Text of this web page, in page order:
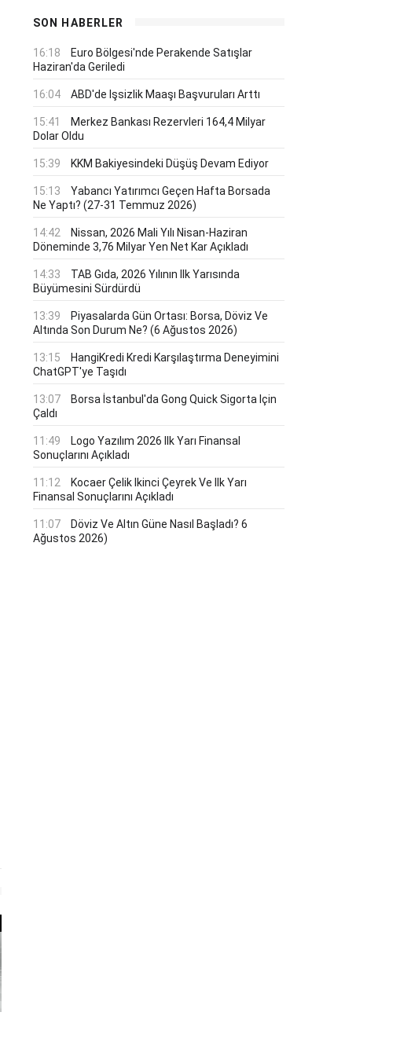
SON HABERLER
16:18
Euro Bölgesi'nde Perakende Satışlar
Haziran'da Geriledi
16:04 ABD'de Işsizlik Maaşı Başvuruları Arttı
15:41
Merkez Bankası Rezervleri 164,4 Milyar
Dolar Oldu
15:39 KKM Bakiyesindeki Düşüş Devam Ediyor
15:13
Yabancı Yatırımcı Geçen Hafta Borsada
Ne Yaptı? (27-31 Temmuz 2026)
14:42
Nissan, 2026 Mali Yılı Nisan-Haziran
Döneminde 3,76 Milyar Yen Net Kar Açıkladı
14:33
TAB Gıda, 2026 Yılının Ilk Yarısında
Büyümesini Sürdürdü
13:39
Piyasalarda Gün Ortası: Borsa, Döviz Ve
Altında Son Durum Ne? (6 Ağustos 2026)
13:15
HangiKredi Kredi Karşılaştırma Deneyimini
ChatGPT'ye Taşıdı
13:07
Borsa İstanbul'da Gong Quick Sigorta Için
Çaldı
11:49
Logo Yazılım 2026 Ilk Yarı Finansal
Sonuçlarını Açıkladı
11:12
Kocaer Çelik Ikinci Çeyrek Ve Ilk Yarı
Finansal Sonuçlarını Açıkladı
11:07
Döviz Ve Altın Güne Nasıl Başladı? 6
Ağustos 2026)